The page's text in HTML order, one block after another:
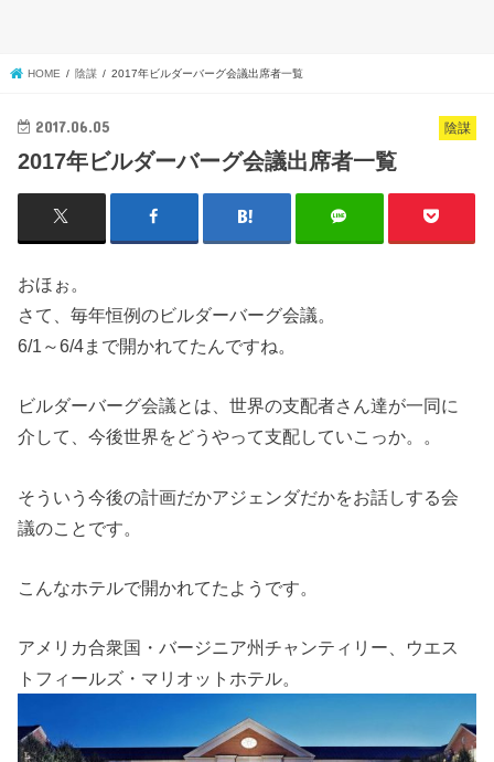
HOME 陰謀 2017年ビルダーバーグ会議出席者一覧
陰謀
2017.06.05
2017年ビルダーバーグ会議出席者一覧
おほぉ。
さて、毎年恒例のビルダーバーグ会議。
6/1～6/4まで開かれてたんですね。
ビルダーバーグ会議とは、世界の支配者さん達が一同に
介して、今後世界をどうやって支配していこっか。。
そういう今後の計画だかアジェンダだかをお話しする会
議のことです。
こんなホテルで開かれてたようです。
アメリカ合衆国・バージニア州チャンティリー、ウエス
トフィールズ・マリオットホテル。